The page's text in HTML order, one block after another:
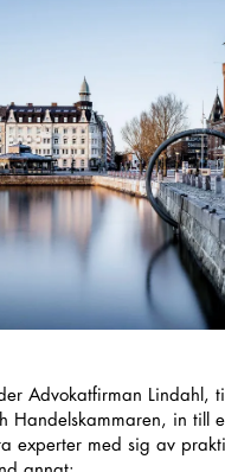
Advokatfirman Lindahl,
Handelskammaren, in till
experter med sig av